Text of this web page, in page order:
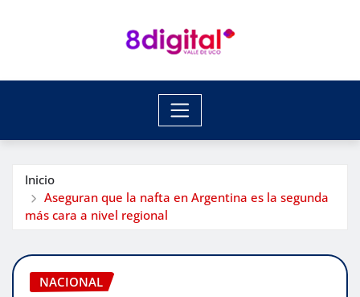
Inicio
Aseguran que la nafta en Argentina es la segunda
más cara a nivel regional
NACIONAL